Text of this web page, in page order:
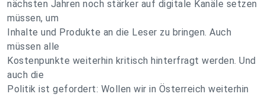
nächsten Jahren noch stärker auf digitale Kanäle setzen
müssen, um
Inhalte und Produkte an die Leser zu bringen. Auch
müssen alle
Kostenpunkte weiterhin kritisch hinterfragt werden. Und
auch die
Politik ist gefordert: Wollen wir in Österreich weiterhin